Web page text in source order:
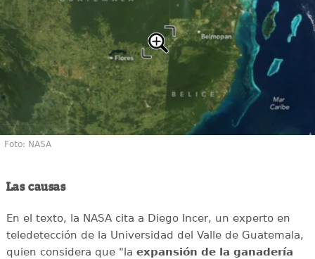
Foto: NASA
Las causas
En el texto, la NASA cita a Diego Incer, un experto en
teledetección de la Universidad del Valle de Guatemala,
quien considera que "la expansión de la ganadería